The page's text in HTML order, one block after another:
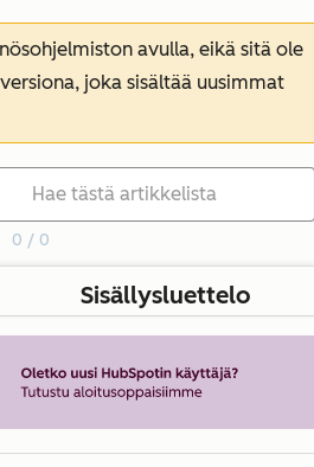
avulla, eikä sitä ole
joka sisältää uusimmat
0 / 0
Sisällysluettelo